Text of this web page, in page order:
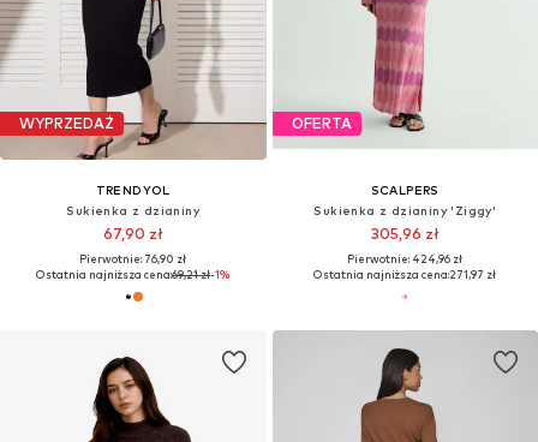
WYPRZEDAŻ
TRENDYOL
Sukienka z dzianiny
67,90 zł
Pierwotnie: 76,90 zł
Ostatnia najniższa cena:69,21 zł-1%
OFERTA
SCALPERS
Sukienka z dzianiny 'Ziggy'
305,96 zł
Pierwotnie: 424,96 zł
Ostatnia najniższa cena:271,97 zł